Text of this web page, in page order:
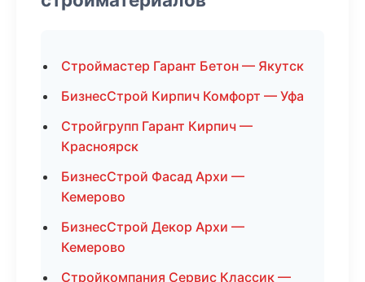
Строймастер Гарант Бетон — Якутск
БизнесСтрой Кирпич Комфорт — Уфа
Стройгрупп Гарант Кирпич —
Красноярск
БизнесСтрой Фасад Архи —
Кемерово
БизнесСтрой Декор Архи —
Кемерово
Стройкомпания Сервис Классик —